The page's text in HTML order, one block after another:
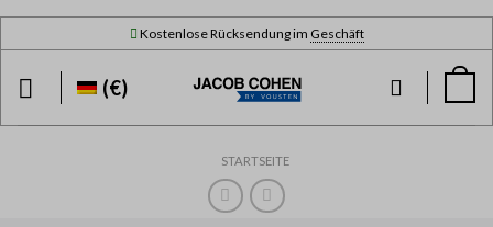
Skip
Kostenlose Rücksendung im Geschäft
(€)
STARTSEITE